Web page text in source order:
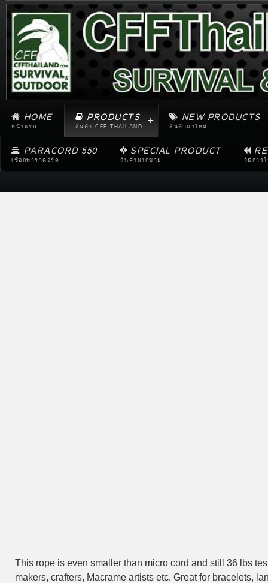
HOME
หน้าแรก
PRODUCTS
สินค้า CFF THAILAND
NEW PRODUCTS
สินค้ามาใหม่
PARACORD 550
เชือกพาราคอร์ด
SPECIAL PRODUCT
สินค้าฝากขาย วิธีการ
This rope is even smaller than micro cord and still 36 lbs
makers, crafters, Macrame artists etc. Great for bracelets,